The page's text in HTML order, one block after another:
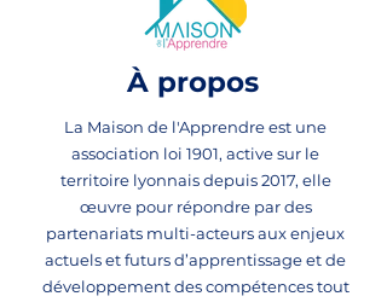
À propos
La Maison de l'Apprendre est une
association loi 1901, active sur le
territoire lyonnais depuis 2017, elle
œuvre pour répondre par des
partenariats multi-acteurs aux enjeux
actuels et futurs d’apprentissage et de
développement des compétences tout